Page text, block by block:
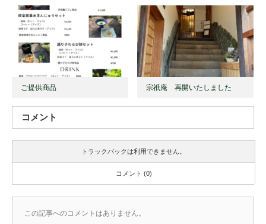
ご提供商品 宗祇庵 再開いたしました
コメント
トラックバックは利用できません。
コメント (0)
この記事へのコメントはありません。